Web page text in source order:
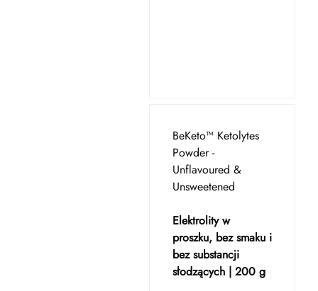
BeKeto™ Ketolytes
Powder -
Unflavoured &
Unsweetened
Elektrolity w
proszku, bez smaku i
bez substancji
słodzących | 200 g